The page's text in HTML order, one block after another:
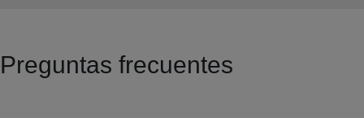
Preguntas frecuentes